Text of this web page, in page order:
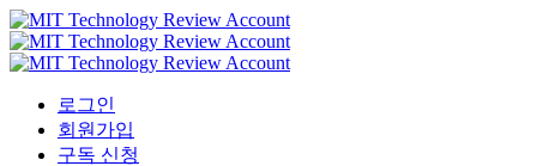
로그인
회원가입
구독 신청